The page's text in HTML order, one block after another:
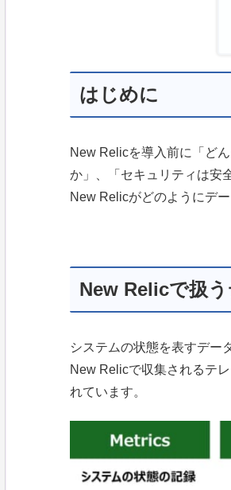
はじめに
New Relicを導入前に「ど
か」、「セキュリティは安
New Relicがどのようにデ
New Relicで扱う
システムの状態を表すデー
New Relicで収集されるテ
れています。